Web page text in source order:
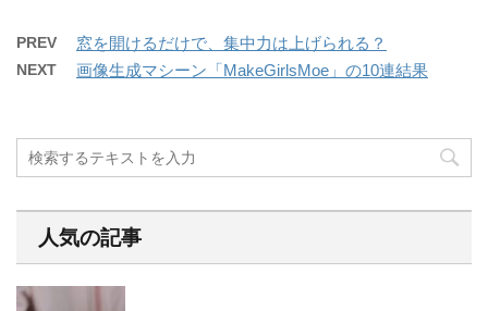
PREV 窓を開けるだけで、集中力は上げられる？
NEXT 画像生成マシーン「MakeGirlsMoe」の10連結果
人気の記事